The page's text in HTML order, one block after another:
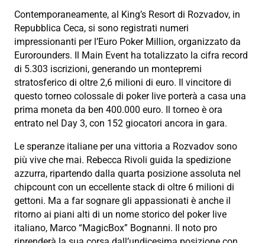
Contemporaneamente, al King’s Resort di Rozvadov, in
Repubblica Ceca, si sono registrati numeri
impressionanti per l’Euro Poker Million, organizzato da
Eurorounders. Il Main Event ha totalizzato la cifra record
di 5.303 iscrizioni, generando un montepremi
stratosferico di oltre 2,6 milioni di euro. Il vincitore di
questo torneo colossale di poker live porterà a casa una
prima moneta da ben 400.000 euro. Il torneo è ora
entrato nel Day 3, con 152 giocatori ancora in gara.
Le speranze italiane per una vittoria a Rozvadov sono
più vive che mai. Rebecca Rivoli guida la spedizione
azzurra, ripartendo dalla quarta posizione assoluta nel
chipcount con un eccellente stack di oltre 6 milioni di
gettoni. Ma a far sognare gli appassionati è anche il
ritorno ai piani alti di un nome storico del poker live
italiano, Marco “MagicBox” Bognanni. Il noto pro